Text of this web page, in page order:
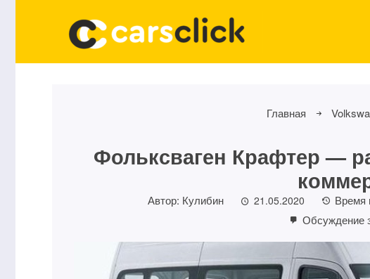
Главная
Фольксваген Крафтер —
Автор: Кулибин 21.05.2020 Время
Обсуждение